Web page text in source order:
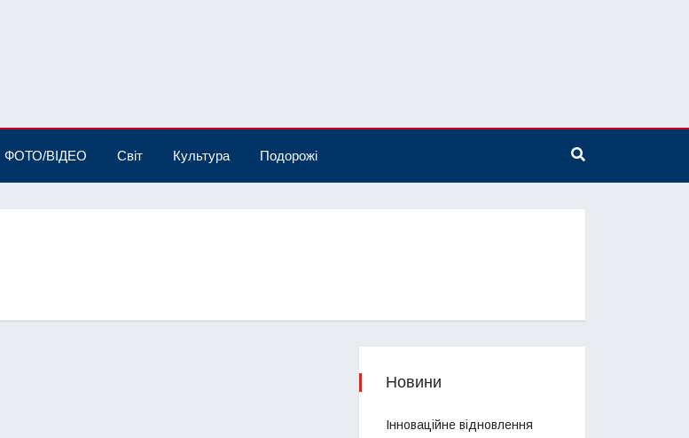
ФОТО/ВІДЕО Світ Культура Подорожі
Новини
Інноваційне відновлення